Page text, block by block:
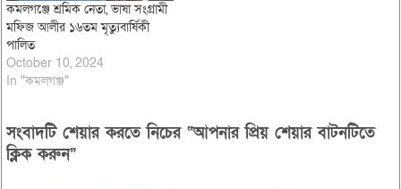
কমলগঞ্জে শ্রমিক নেতা, ভাষা সংগ্রামী
মফিজ আলীর ১৬তম মৃত্যুবার্ষিকী
পালিত
October 10, 2024
In "কমলগঞ্জ"
সংবাদটি শেয়ার করতে নিচের “আপনার প্রিয় শেয়ার বাটনটিতে
ক্লিক করুন”